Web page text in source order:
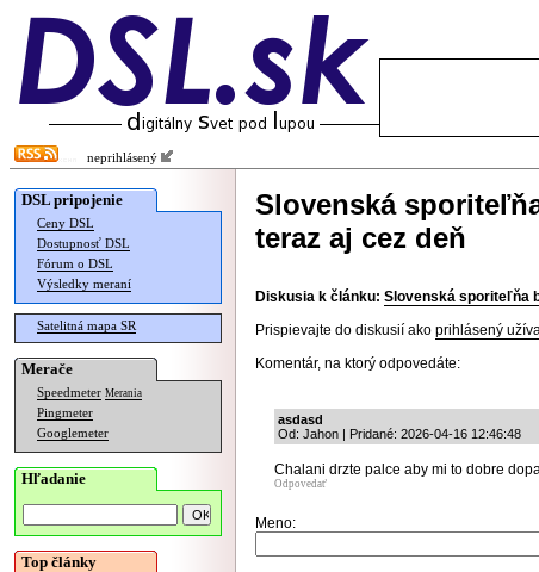
neprihlásený
DSL pripojenie
Ceny DSL
Dostupnosť DSL
Fórum o DSL
Výsledky meraní
Satelitná mapa SR
Merače
Speedmeter Merania
Pingmeter
Googlemeter
Hľadanie
Top články
Slovenská
teraz aj cez deň
Diskusia k článku: Slovenská sporiteľňa
Prispievajte do diskusií ako prihlásený
Komentár, na ktorý odpovedáte:
asdasd
Od: Jahon | Pridané: 2026-04-16 12:46:48
Chalani drzte palce aby mi to dobre
Odpovedať
Meno: